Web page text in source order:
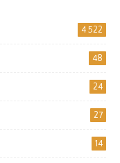
4 522
48
24
27
14